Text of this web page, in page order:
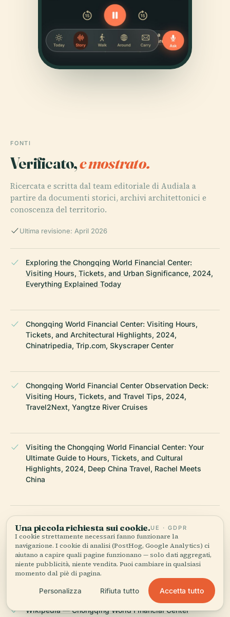
FONTI
Verificato,e mostrato.
Ricercata e scritta dal team editoriale di Audiala a
partire da documenti storici, archivi architettonici e
conoscenza del territorio.
Ultima revisione: April 2026
Exploring the Chongqing World Financial Center:
Visiting Hours, Tickets, and Urban Significance, 2024,
Everything Explained Today
Chongqing World Financial Center: Visiting Hours,
Tickets, and Architectural Highlights, 2024,
Chinatripedia, Trip.com, Skyscraper Center
Chongqing World Financial Center Observation Deck:
Visiting Hours, Tickets, and Travel Tips, 2024,
Travel2Next, Yangtze River Cruises
Visiting the Chongqing World Financial Center: Your
Ultimate Guide to Hours, Tickets, and Cultural
Highlights, 2024, Deep China Travel, Rachel Meets
China
iChongqing: Chongqing Revs Up to Develop Western
Financial Center In-Depth, 2024
Wikipedia — Chongqing World Financial Center
Una piccola richiesta sui cookie.UE · GDPR
I cookie strettamente necessari fanno funzionare la
navigazione. I cookie di analisi (PostHog, Google Analytics) ci
aiutano a capire quali pagine funzionano — solo dati aggregati,
niente pubblicità, niente vendita. Puoi cambiare in qualsiasi
momento dal piè di pagina.
Personalizza Rifiuta tutto Accetta tutto